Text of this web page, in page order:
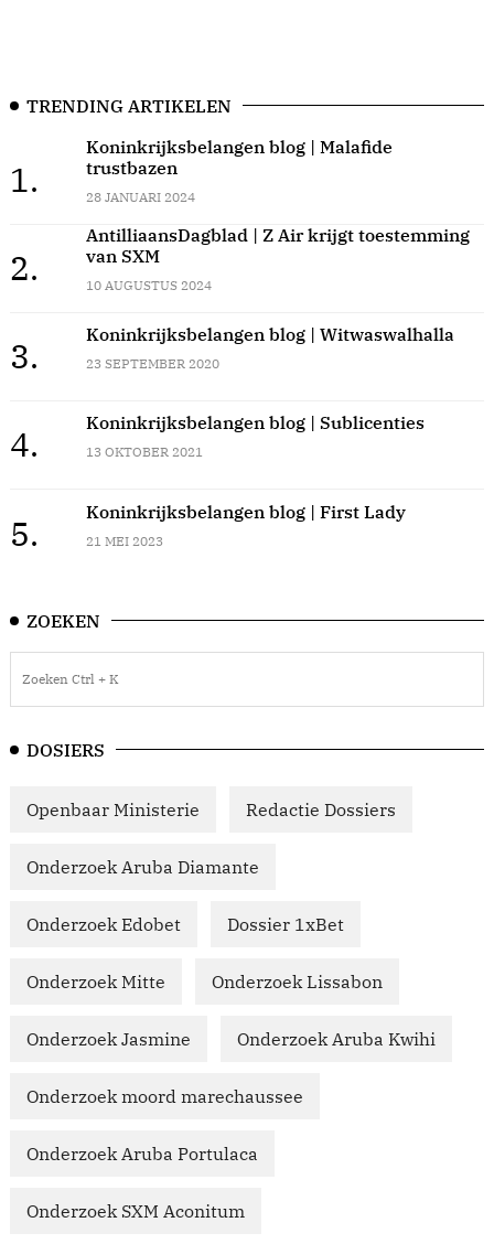
TRENDING ARTIKELEN
1.
Koninkrijksbelangen blog | Malafide
trustbazen
28 JANUARI 2024
2.
AntilliaansDagblad | Z Air krijgt toestemming
van SXM
10 AUGUSTUS 2024
3.
Koninkrijksbelangen blog | Witwaswalhalla
23 SEPTEMBER 2020
4.
Koninkrijksbelangen blog | Sublicenties
13 OKTOBER 2021
5.
Koninkrijksbelangen blog | First Lady
21 MEI 2023
ZOEKEN
DOSIERS
Openbaar Ministerie Redactie Dossiers
Onderzoek Aruba Diamante
Onderzoek Edobet Dossier 1xBet
Onderzoek Mitte Onderzoek Lissabon
Onderzoek Jasmine Onderzoek Aruba Kwihi
Onderzoek moord marechaussee
Onderzoek Aruba Portulaca
Onderzoek SXM Aconitum